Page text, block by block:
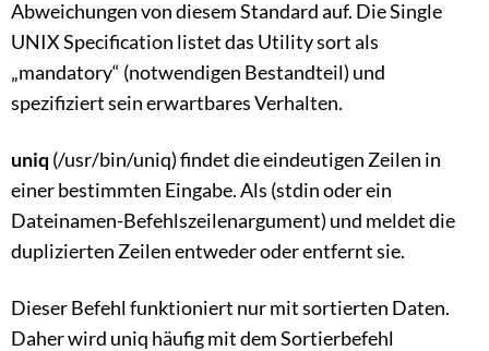
Abweichungen von diesem Standard auf. Die Single
UNIX Specification listet das Utility sort als
„mandatory“ (notwendigen Bestandteil) und
spezifiziert sein erwartbares Verhalten.
uniq (/usr/bin/uniq) findet die eindeutigen Zeilen in
einer bestimmten Eingabe. Als (stdin oder ein
Dateinamen-Befehlszeilenargument) und meldet die
duplizierten Zeilen entweder oder entfernt sie.
Dieser Befehl funktioniert nur mit sortierten Daten.
Daher wird uniq häufig mit dem Sortierbefehl